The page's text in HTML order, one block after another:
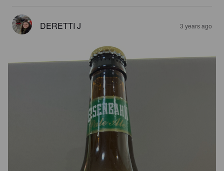
DERETTI J 3 years ago